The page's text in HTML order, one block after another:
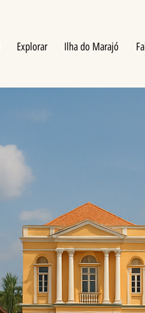
Explorar Ilha do Marajó